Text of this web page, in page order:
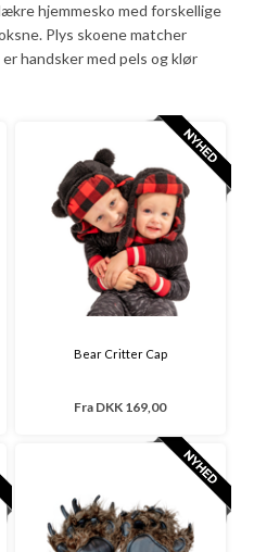
hjemmesko med forskellige
Plys skoene matcher
handsker med pels og klør
Bear Critter Cap
Fra DKK 169,00